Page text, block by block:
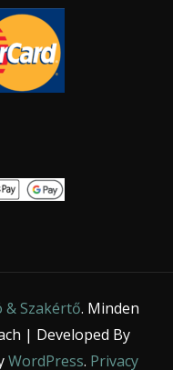
& Szakértő. Minden
| Developed By
WordPress. Privacy